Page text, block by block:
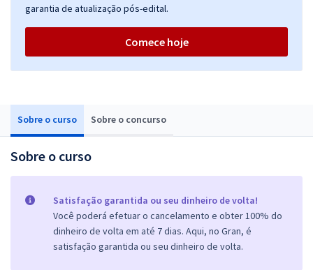
Sobre o curso Sobre o concurso
Sobre o curso
Satisfação garantida ou seu dinheiro de volta!
Você poderá efetuar o cancelamento e obter 100% do
dinheiro de volta em até 7 dias. Aqui, no Gran, é
satisfação garantida ou seu dinheiro de volta.
garantia de atualização pós-edital.
Comece hoje